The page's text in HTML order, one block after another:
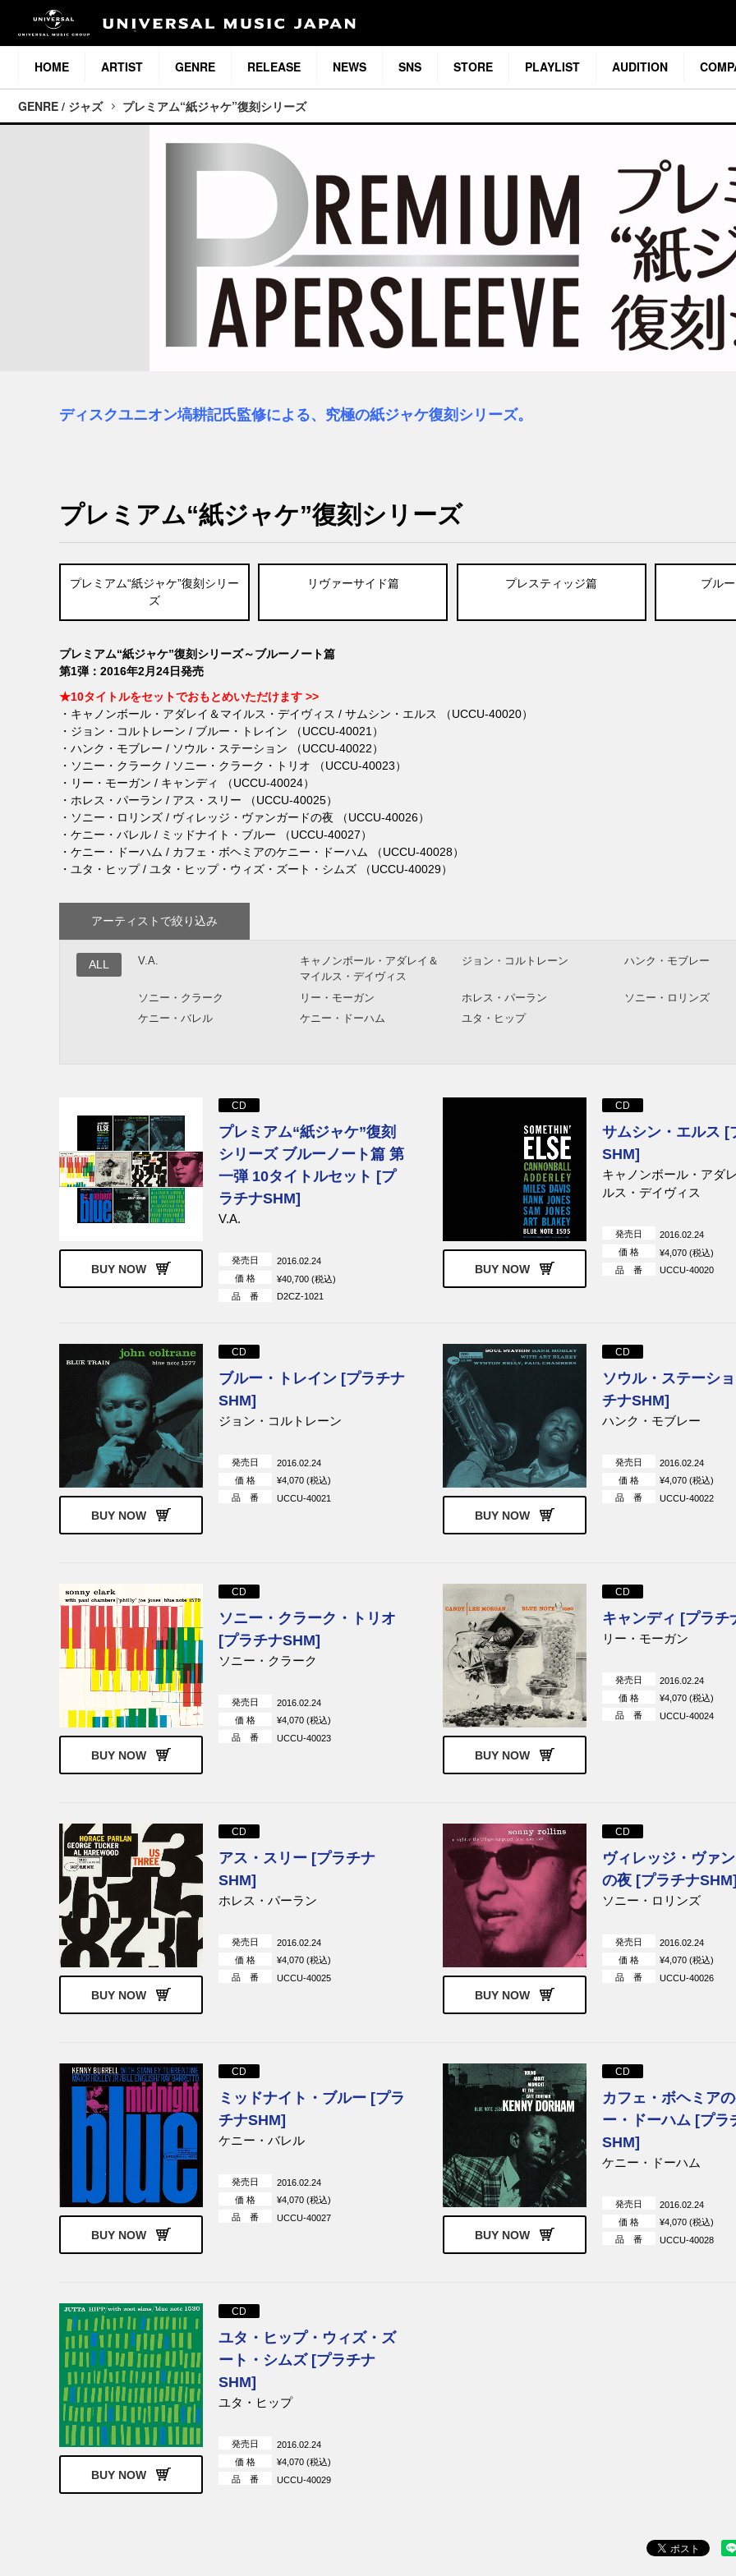
HOME ARTIST GENRE RELEASE NEWS SNS STORE PLAYLIST AUDITION
GENRE / ジャズ プレミアム“紙ジャケ”復刻シリーズ
ディスクユニオン塙耕記氏監修による、究極の紙ジャケ復刻シリーズ。
プレミアム“紙ジャケ”復刻シリーズ
プレミアム“紙ジャケ”復刻シリー
ズ
リヴァーサイド篇 プレスティッジ篇 ブル
プレミアム“紙ジャケ”復刻シリーズ～ブルーノート篇
第1弾： 2016年2月24日発売
★10タイトルをセットでおもとめいただけます >>
・キャノンボール・アダレイ＆マイルス・デイヴィス / サムシン・エルス （UCCU-40020）
・ジョン・コルトレーン / ブルー・トレイン （UCCU-40021）
・ハンク・モブレー / ソウル・ステーション （UCCU-40022）
・ソニー・クラーク / ソニー・クラーク・トリオ （UCCU-40023）
・リー・モーガン / キャンディ （UCCU-40024）
・ホレス・パーラン / アス・スリー （UCCU-40025）
・ソニー・ロリンズ / ヴィレッジ・ヴァンガードの夜 （UCCU-40026）
・ケニー・バレル / ミッドナイト・ブルー （UCCU-40027）
・ケニー・ドーハム / カフェ・ボヘミアのケニー・ドーハム （UCCU-40028）
・ユタ・ヒップ / ユタ・ヒップ・ウィズ・ズート・シムズ （UCCU-40029）
アーティストで絞り込み
ALL V.A.
キャノンボール・アダレイ＆
マイルス・デイヴィス
ジョン・コルトレーン ハンク・モブレー
ソニー・クラーク リー・モーガン ホレス・パーラン
ソニー・ロリンズ
ケニー・バレル
ケニー・ドーハム ユタ・ヒップ
BUY NOW
CD
プレミアム“紙ジャケ”復刻
シリーズ ブルーノート篇 第
一弾 10タイトルセット [プ
ラチナSHM]
V.A.
発売日
2016.02.24
価 格
¥40,700 (税込)
品 番
D2CZ-1021
BUY NOW
CD
サムシン・エルス [
SHM]
キャノンボール・アダ
ルス・デイヴィス
発売日
2016.02.24
価 格
¥4,070 (税込)
品 番
UCCU-40020
BUY NOW
CD
ブルー・トレイン [プラチナ
SHM]
ジョン・コルトレーン
発売日
2016.02.24
価 格
¥4,070 (税込)
品 番
UCCU-40021
BUY NOW
CD
ソウル・ステーシ
チナSHM]
ハンク・モブレー
発売日
2016.02.24
価 格
¥4,070 (税込)
品 番
UCCU-40022
BUY NOW
CD
ソニー・クラーク・トリオ
[プラチナSHM]
ソニー・クラーク
発売日
2016.02.24
価 格
¥4,070 (税込)
品 番
UCCU-40023
BUY NOW
CD
キャンディ [プラチ
リー・モーガン
発売日
2016.02.24
価 格
¥4,070 (税込)
品 番
UCCU-40024
BUY NOW
CD
アス・スリー [プラチナ
SHM]
ホレス・パーラン
発売日
2016.02.24
価 格
¥4,070 (税込)
品 番
UCCU-40025
BUY NOW
CD
ヴィレッジ・ヴァ
の夜 [プラチナ
ソニー・ロリンズ
発売日
2016.02.24
価 格
¥4,070 (税込)
品 番
UCCU-40026
BUY NOW
CD
ミッドナイト・ブルー [プラ
チナSHM]
ケニー・バレル
発売日
2016.02.24
価 格
¥4,070 (税込)
品 番
UCCU-40027
BUY NOW
CD
カフェ・ボヘミア
ー・ドーハム [プラ
SHM]
ケニー・ドーハム
発売日
2016.02.24
価 格
¥4,070 (税込)
品 番
UCCU-40028
BUY NOW
CD
ユタ・ヒップ・ウィズ・ズ
ート・シムズ [プラチナ
SHM]
ユタ・ヒップ
発売日
2016.02.24
価 格
¥4,070 (税込)
品 番
UCCU-40029